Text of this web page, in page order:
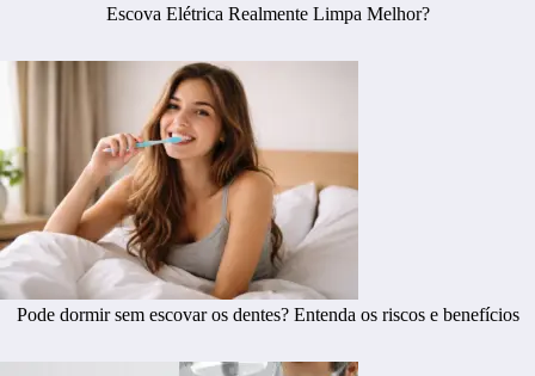
Escova Elétrica Realmente Limpa Melhor?
Pode dormir sem escovar os dentes? Entenda os riscos e benefícios